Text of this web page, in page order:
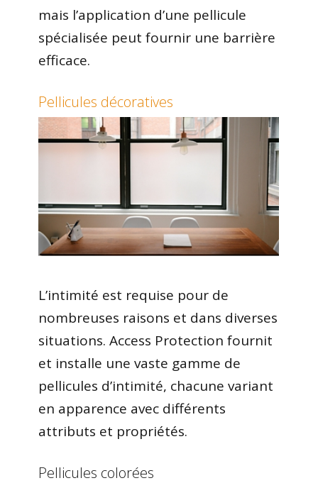
mais l’application d’une pellicule
spécialisée peut fournir une barrière
efficace.
Pellicules décoratives
L’intimité est requise pour de
nombreuses raisons et dans diverses
situations. Access Protection fournit
et installe une vaste gamme de
pellicules d’intimité, chacune variant
en apparence avec différents
attributs et propriétés.
Pellicules colorées